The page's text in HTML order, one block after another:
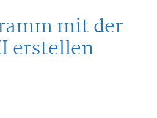
mit der
erstellen